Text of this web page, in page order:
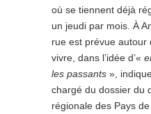
où se tiennent déjà
un jeudi par mois. À
rue est prévue autour
vivre, dans l’idée d’«
les passants »,
chargé du dossier du
régionale des Pays